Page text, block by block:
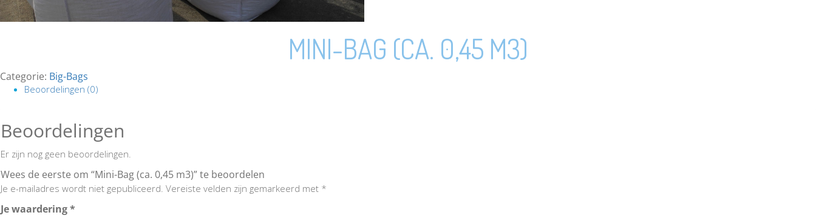
MINI-BAG (CA. 0,45 M3)
Categorie: Big-Bags
Beoordelingen (0)
Beoordelingen
Er zijn nog geen beoordelingen.
Wees de eerste om “Mini-Bag (ca. 0,45 m3)” te beoordelen
Je e-mailadres wordt niet gepubliceerd. Vereiste velden zijn gemarkeerd met *
Je waardering*